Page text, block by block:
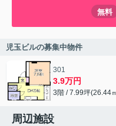
無料
児玉ビルの募集中物件
301
3.9万円
3階 / 7.99坪(26.44
周辺施設